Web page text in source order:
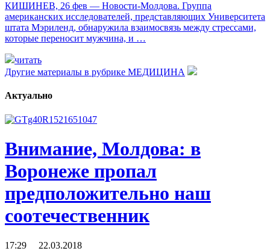
КИШИНЕВ, 26 фев — Новости-Молдова. Группа
американских исследователей, представляющих Университета
штата Мэриленд, обнаружила взаимосвязь между стрессами,
которые переносит мужчина, и …
читать
Другие материалы в рубрике МЕДИЦИНА
Актуально
Внимание, Молдова: в
Воронеже пропал
предположительно наш
соотечественник
17:29 22.03.2018